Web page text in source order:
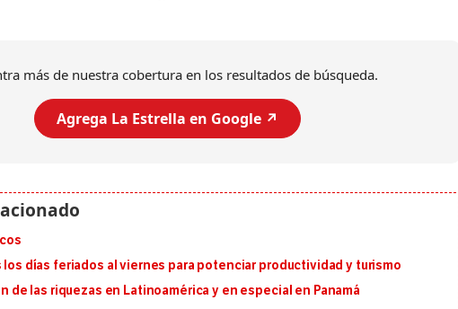
más de nuestra cobertura en los resultados de búsqueda.
Agrega La Estrella en Google ↗️
los días feriados al viernes para potenciar productividad y turismo
de las riquezas en Latinoamérica y en especial en Panamá
al sur de Japón, provocando una